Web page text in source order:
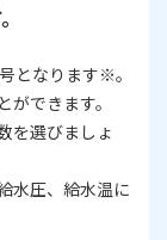
となります※。
できます。
を選びましょ
水圧、給水温に